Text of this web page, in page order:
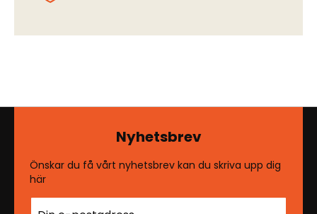
Nyhetsbrev
Önskar du få vårt nyhetsbrev kan du skriva upp dig
här